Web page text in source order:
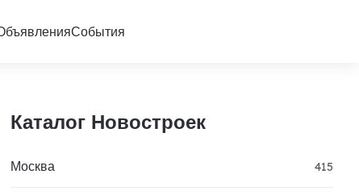
События
Каталог Новостроек
Москва 415